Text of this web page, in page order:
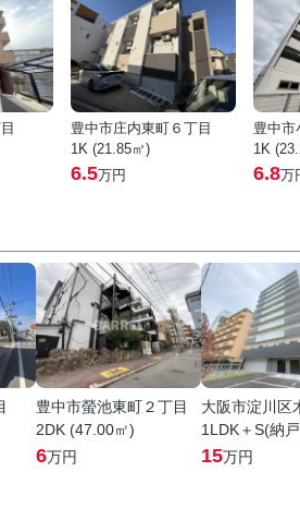
豊中市庄内東町６丁目
1K (21.85㎡)
6.5万円
豊中市
1K
6.8万
豊中市螢池東町２丁目
2DK (47.00㎡)
6万円
大阪市淀川区
1LDK＋S(納
15万円